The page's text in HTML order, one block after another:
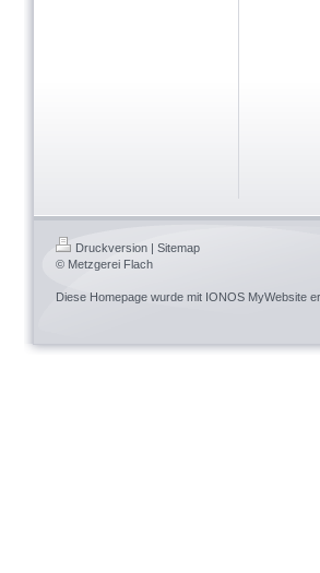
Druckversion
Sitemap
© Metzgerei Flach
Diese Homepage wurde mit IONOS MyWebsite